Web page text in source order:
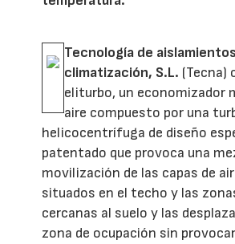
Tecnología de
climatización, S.L. (Tecna)
eliturbo, un economizador
aire compuesto por una
helicocentrífuga de diseño
patentado que provoca una
movilización de las capas de
situados en el techo y las
cercanas al suelo y las
zona de ocupación sin